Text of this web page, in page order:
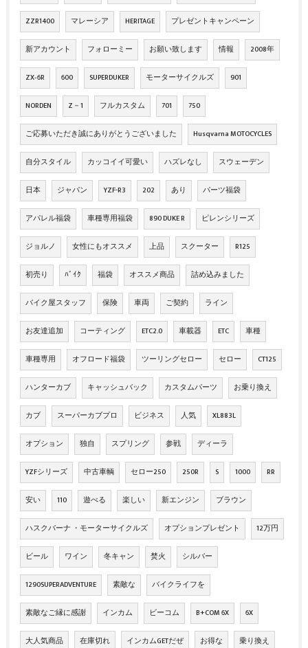
ZZR1400 マレーシア HERITAGE プレゼントキャンペーン
新アカウント フォローミー お願い致します 情報 2008年
ZX‐6R 600 SUPERDUKER モーターサイクルズ 901
NORDEN Z－1 フルカスタム 701 750
ご応募いただき誠にありがとうございました Husqvarna MOTOCYCLES
自分スタイル カッコイイ可愛い ハズレなし スウェーデン
日本 ジャパン YZF-R3 202 あり パーツ福袋
アパレル福袋 車種専用福袋 890 DUKE R ピレンシリーズ
ジョルノ 女性にもオススメ 上品 スクーター R125
初売り ﾊﾞｲｸ 福袋 オススメ商品 詰め込みました
バイク屋スタッフ 保険 車両 ご契約 ライン
お友達追加 コーティング ETC2.0 車載器 ETC 車種
車種専用 オフロード福袋 ツーリングセロー セロー CT125
ハンターカブ キャッシュバック カスタムパーツ お乗り換え
カブ スーパーカブプロ ビジネス 人気 XL883L
オプション 独自 スプリング 参戦 ディーラ
YZFシリーズ 中古車輌 セロー250 250R S 1000 RR
安い 110 遊べる 楽しい 新エンジン ブラウン
ハスクバーナ ・モーターサイクルズ オプションプレゼント 12万円
ビール ワイン 冬キャン 焚火 シルバー
1290SUPERADVENTURE 素敵な バイクライフを
素敵なご縁に感謝 インカム ビーコム B+COM 6X 6X
大人気商品 在庫切れ インカムGETだぜ お得な 乗り換え